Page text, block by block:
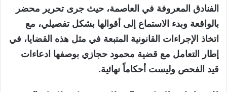
الفنادق المعروفة في العاصمة، حيث جرى تحرير محضر
بالواقعة وبدء الاستماع إلى أقوالها بشكل تفصيلي، مع
اتخاذ الإجراءات القانونية المتبعة في مثل هذه القضايا، في
إطار التعامل مع قضية محمود حجازي بوصفها ادعاءات
قيد الفحص وليست أحكاماً نهائية.